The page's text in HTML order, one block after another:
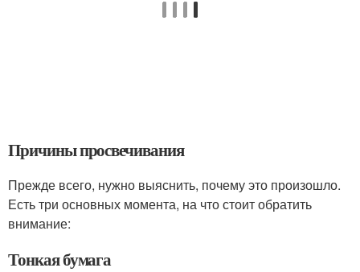
Причины просвечивания
Прежде всего, нужно выяснить, почему это произошло.
Есть три основных момента, на что стоит обратить
внимание:
Тонкая бумага